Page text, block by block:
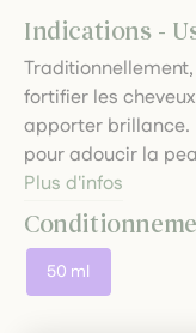
Indications -
fortifier les
apporter brillance.
pour adoucir la
Plus d'infos
50 ml